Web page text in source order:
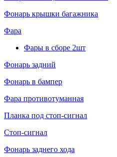
Фонарь крышки багажника
Фара
Фары в сборе 2шт
Фонарь задний
Фонарь в бампер
Фара противотуманная
Планка под стоп-сигнал
Стоп-сигнал
Фонарь заднего хода